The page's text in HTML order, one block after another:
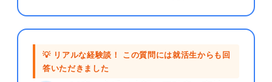
💡 リアルな経験談！ この質問には就活生からも回
答いただきました